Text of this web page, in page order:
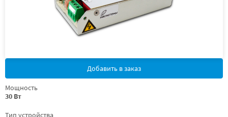
Добавить в заказ
Мощность
30 Вт
Тип устройства